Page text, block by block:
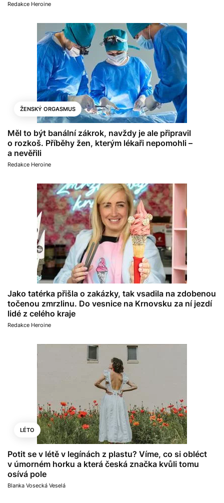
Redakce Heroine
ŽENSKÝ ORGASMUS
Měl to být banální zákrok, navždy je ale připravil
o rozkoš. Příběhy žen, kterým lékaři nepomohli –
a nevěřili
Redakce Heroine
Jako tatérka přišla o zakázky, tak vsadila na zdobenou
točenou zmrzlinu. Do vesnice na Krnovsku za ní jezdí
lidé z celého kraje
Redakce Heroine
LÉTO
Potit se v létě v legínách z plastu? Víme, co si obléct
v úmorném horku a která česká značka kvůli tomu
osívá pole
Blanka Vosecká Veselá